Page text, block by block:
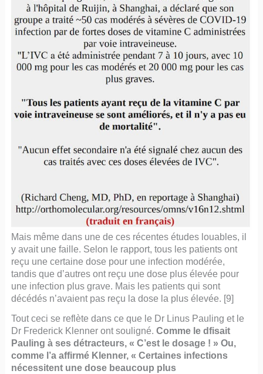
Mais même dans une de ces récentes études louables, il
y avait une faille. Selon le rapport, tous les patients ont
reçu une certaine dose pour une infection modérée,
tandis que d’autres ont reçu une dose plus élevée pour
une infection plus grave. Mais les patients qui sont
décédés n’avaient pas reçu la dose la plus élevée. [9]
Tout ceci se reflète dans ce que le Dr Linus Pauling et le
Dr Frederick Klenner ont souligné. Comme le dfisait
Pauling à ses détracteurs, « C’est le dosage ! » Ou,
comme l’a affirmé Klenner, « Certaines infections
nécessitent une dose beaucoup plus